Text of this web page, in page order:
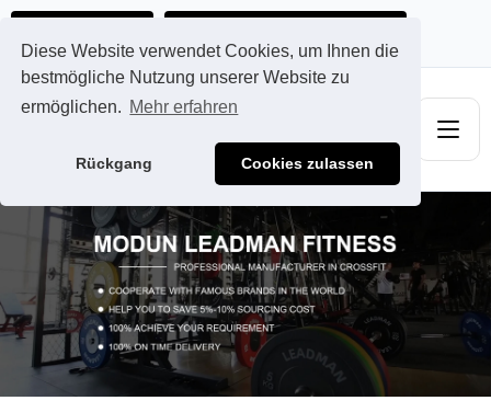
Diese Website verwendet Cookies, um Ihnen die
bestmögliche Nutzung unserer Website zu
ermöglichen. Mehr erfahren
Rückgang Cookies zulassen